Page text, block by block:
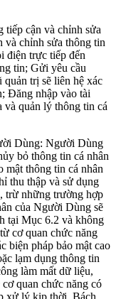
tiếp cận và chỉnh sửa
và chỉnh sửa thông tin
điện trực tiếp đến
tin; Gửi yêu cầu
trị sẽ liên hệ xác
Đăng nhập vào tài
và quản lý thông tin cá
Dùng: Người Dùng
bỏ thông tin cá nhân
mật thông tin cá nhân
thu thập và sử dụng
trừ những trường hợp
của Người Dùng sẽ
tại Mục 6.2 và không
cơ quan chức năng
biện pháp bảo mật cao
lạm dụng thông tin
làm mất dữ liệu,
quan chức năng có